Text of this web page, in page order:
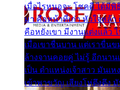
เมื่อไรหนอจะ โชคดี ได้มีพิ
มา คือหน้าที่เก่า หัวใจหล้
คือหยังเขา มีงานแต่งแล้ว
เมื่อเขาชื่นบาน แต่เราขื่น
ล้างจานคอยคู่ ไม่รู้ อีกนาน
เป็น ตำแหน่งเจ้าสาว มันเ
เข้าพาขวัญ เสียงโห่ตึงตึง